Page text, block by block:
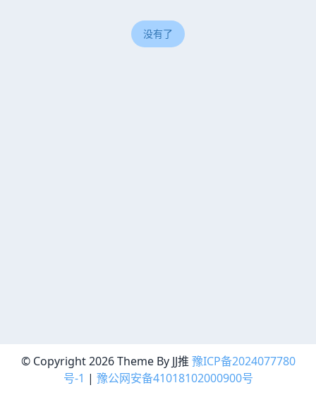
没有了
© Copyright 2026 Theme By JJ推 豫ICP备2024077780
号-1 | 豫公网安备41018102000900号